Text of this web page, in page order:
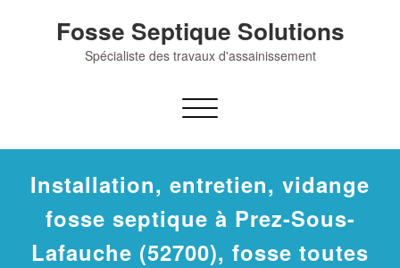
Fosse Septique Solutions
Spécialiste des travaux d'assainissement
Afficher/masquer
navigation
Installation, entretien, vidange
fosse septique à Prez-Sous-
Lafauche (52700), fosse toutes